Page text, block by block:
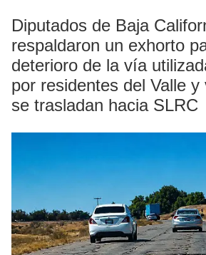
Diputados de Baja
respaldaron un exhorto
deterioro de la vía
por residentes del Valle y
se trasladan hacia SLRC